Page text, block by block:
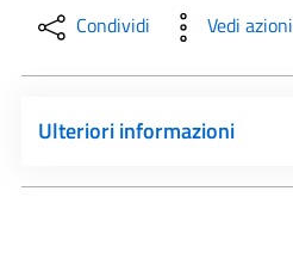
Condividi Vedi azioni
Ulteriori informazioni